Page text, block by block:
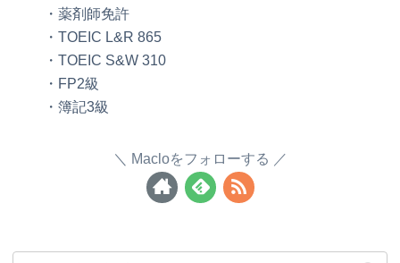
・薬剤師免許
・TOEIC L&R 865
・TOEIC S&W 310
・FP2級
・簿記3級
Macloをフォローする